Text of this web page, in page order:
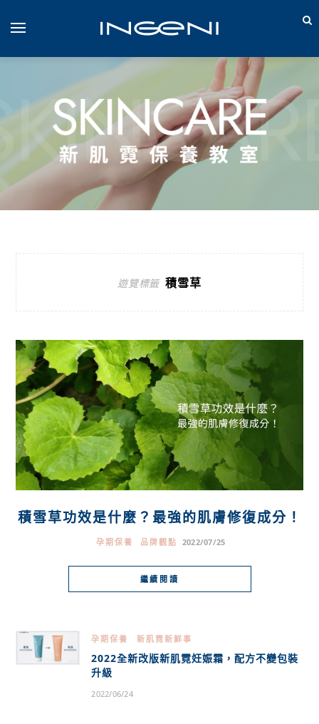
遊覽標籤 積雪草
積雪草功效是什麼？最強的肌膚修復成分！
孕期保養 品牌觀點 2022/07/25
繼續閱讀
孕期保養 新肌霓新鮮事
2022全新改版新肌霓妊娠霜，配方不變包裝
升級
2022/06/24